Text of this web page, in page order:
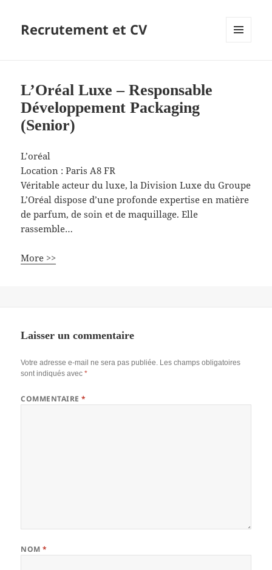
Recrutement et CV
L’Oréal Luxe – Responsable
Développement Packaging
(Senior)
L’oréal
Location :Paris A8 FR
Véritable acteur du luxe, la Division Luxe du Groupe
L’Oréal dispose d’une profonde expertise en matière
de parfum, de soin et de maquillage. Elle
rassemble…
More >>
Laisser un commentaire
Votre adresse e-mail ne sera pas publiée. Les champs obligatoires
sont indiqués avec*
COMMENTAIRE*
NOM*